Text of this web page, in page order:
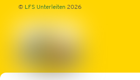
© LFS Unterleiten 2026